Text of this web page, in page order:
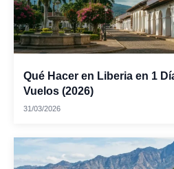
Qué Hacer en Liberia en 1
Vuelos (2026)
31/03/2026